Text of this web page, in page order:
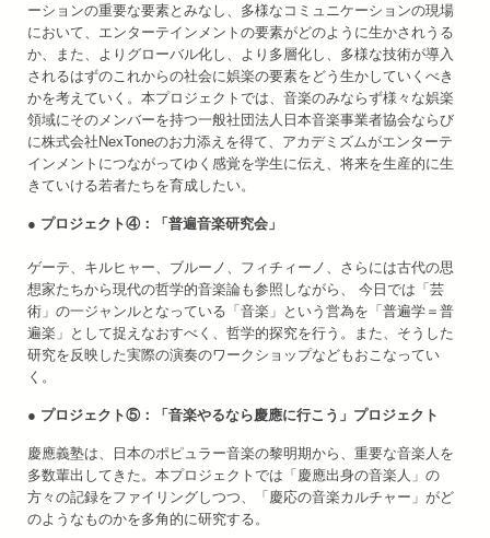
ーションの重要な要素とみなし、多様なコミュニケーションの現場
において、エンターテインメントの要素がどのように生かされうる
か、また、よりグローバル化し、より多層化し、多様な技術が導入
されるはずのこれからの社会に娯楽の要素をどう生かしていくべき
かを考えていく。本プロジェクトでは、音楽のみならず様々な娯楽
領域にそのメンバーを持つ一般社団法人日本音楽事業者協会ならび
に株式会社NexToneのお力添えを得て、アカデミズムがエンターテ
インメントにつながってゆく感覚を学生に伝え、将来を生産的に生
きていける若者たちを育成したい。
● プロジェクト④：「普遍音楽研究会」
ゲーテ、キルヒャー、ブルーノ、フィチィーノ、さらには古代の思
想家たちから現代の哲学的音楽論も参照しながら、 今日では「芸
術」の一ジャンルとなっている「音楽」という営為を「普遍学＝普
遍楽」として捉えなおすべく、哲学的探究を行う。また、そうした
研究を反映した実際の演奏のワークショップなどもおこなってい
く。
● プロジェクト⑤：「音楽やるなら慶應に行こう」プロジェクト
慶應義塾は、日本のポピュラー音楽の黎明期から、重要な音楽人を
多数輩出してきた。本プロジェクトでは「慶應出身の音楽人」の
方々の記録をファイリングしつつ、「慶応の音楽カルチャー」がど
のようなものかを多角的に研究する。